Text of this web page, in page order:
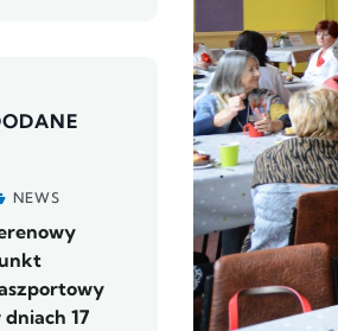
NEWS
dniach 17